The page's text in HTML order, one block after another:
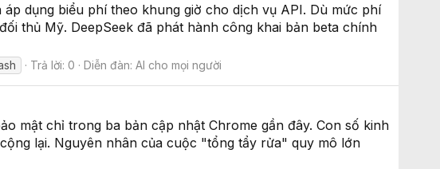
dụng biểu phí theo khung giờ cho dịch vụ API. Dù mức phí
thủ Mỹ. DeepSeek đã phát hành công khai bản beta chính
Trả lời: 0 Diễn đàn:AI cho mọi người
mật chỉ trong ba bản cập nhật Chrome gần đây. Con số kinh
lại. Nguyên nhân của cuộc "tổng tẩy rửa" quy mô lớn